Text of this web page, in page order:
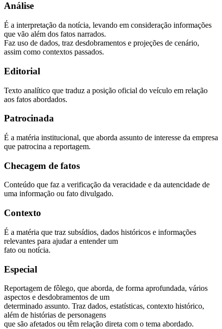
Análise
É a interpretação da notícia, levando em consideração informações
que vão além dos fatos narrados.
Faz uso de dados, traz desdobramentos e projeções de cenário,
assim como contextos passados.
Editorial
Texto analítico que traduz a posição oficial do veículo em relação
aos fatos abordados.
Patrocinada
É a matéria institucional, que aborda assunto de interesse da empresa
que patrocina a reportagem.
Checagem de fatos
Conteúdo que faz a verificação da veracidade e da autencidade de
uma informação ou fato divulgado.
Contexto
É a matéria que traz subsídios, dados históricos e informações
relevantes para ajudar a entender um
fato ou notícia.
Especial
Reportagem de fôlego, que aborda, de forma aprofundada, vários
aspectos e desdobramentos de um
determinado assunto. Traz dados, estatísticas, contexto histórico,
além de histórias de personagens
que são afetados ou têm relação direta com o tema abordado.